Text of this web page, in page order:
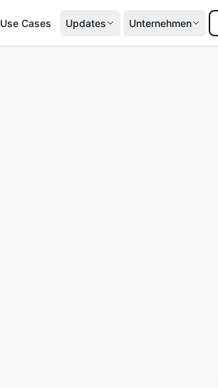
Use Cases Updates Unternehmen